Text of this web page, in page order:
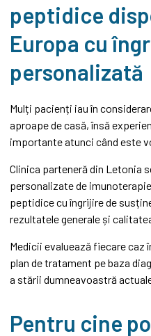
peptidice
Europa cu
personalizată
Mulți pacienți iau în
aproape de casă, însă
importante atunci când este
Clinica parteneră din Letonia
personalizate de
peptidice cu îngrijire de
rezultatele generale și
Medicii evaluează fiecare caz
plan de tratament pe baza
a stării dumneavoastră
Pentru cine